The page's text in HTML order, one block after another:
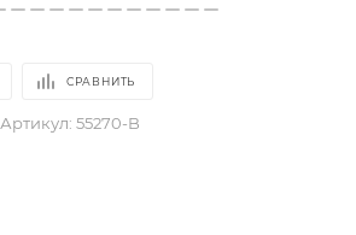
СРАВНИТЬ
Артикул: 55270-B